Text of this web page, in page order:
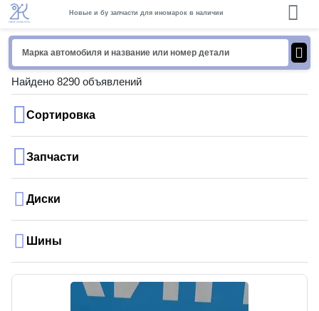
Новые и бу запчасти для иномарок в наличии
Найдено 8290 объявлений
Сортировка
Запчасти
Диски
Шины